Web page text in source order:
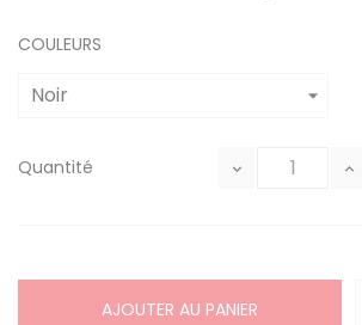
COULEURS
Quantité
AJOUTER AU PANIER